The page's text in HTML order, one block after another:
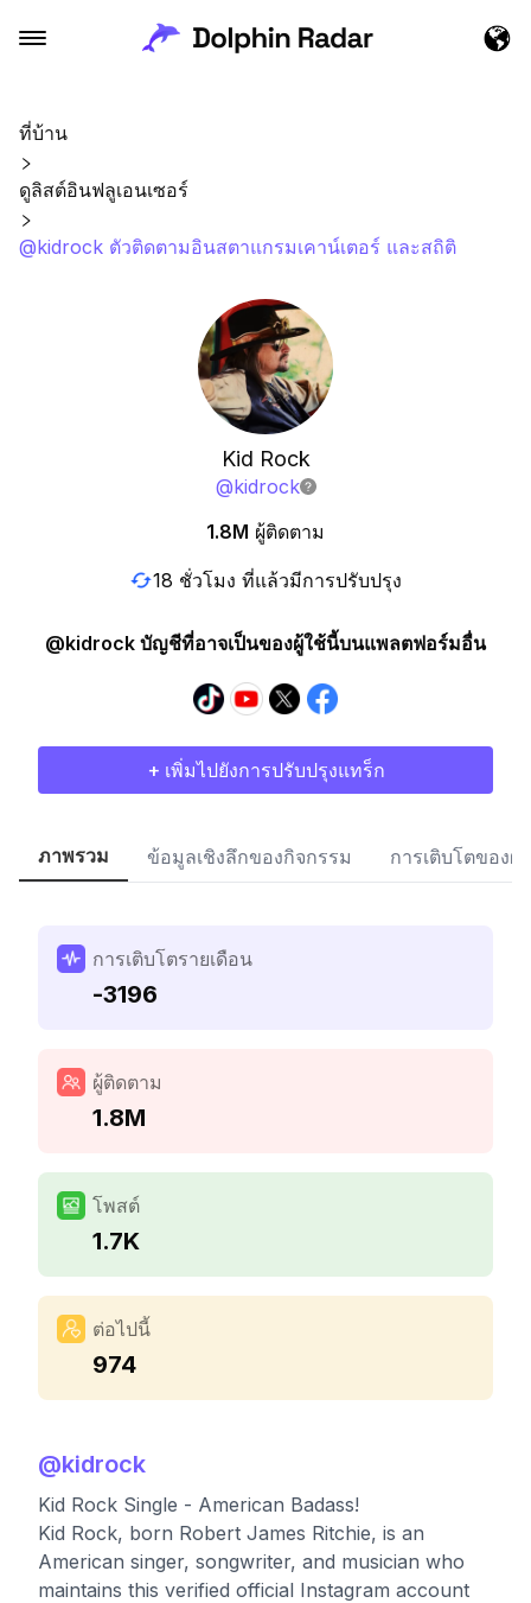
ที่บ้าน
ดูลิสต์อินฟลูเอนเซอร์
@kidrock ตัวติดตามอินสตาแกรมเคาน์เตอร์ และสถิติ
Kid Rock
@kidrock
1.8M ผู้ติดตาม
18 ชั่วโมง ที่แล้วมีการปรับปรุง
@kidrock บัญชีที่อาจเป็นของผู้ใช้นี้บนแพลตฟอร์มอื่น
+ เพิ่มไปยังการปรับปรุงแทร็ก
ภาพรวม ข้อมูลเชิงลึกของกิจกรรม การเติบโตของผู้
การเติบโตรายเดือน
-3196
ผู้ติดตาม
1.8M
โพสต์
1.7K
ต่อไปนี้
974
@kidrock
Kid Rock Single - American Badass!
Kid Rock, born Robert James Ritchie, is an
American singer, songwriter, and musician who
maintains this verified official Instagram account